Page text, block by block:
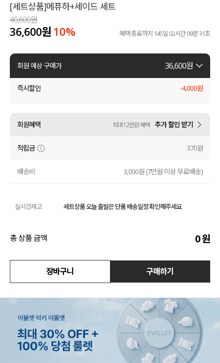
티셔츠
팬츠
셔츠
원피스
수영복
아우터
코디템
FIT ZOOM
ACC
[세트상품]메퓨하+세이드 세트
40,600원
36,600원 10% 혜택 종료까지 145일 02시간 09분 30초
회원 예상 구매가 36,600원
즉시할인 -4,000원
회원혜택 최대 12만원 혜택 추가 할인 받기
적립금 370원
배송비 3,000원 (7만원 이상 무료배송)
실시간재고 세트상품 오늘 출발은 단품 배송일정 확인해주세요
총 상품 금액 0원
장바구니 구매하기